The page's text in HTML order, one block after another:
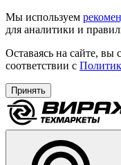
Мы используем
для аналитики и
Оставаясь на сайте, вы
соответствии с
Принять